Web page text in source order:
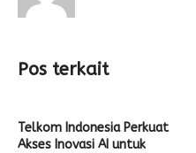
Pos terkait
Telkom Indonesia Perkuat
Akses Inovasi AI untuk